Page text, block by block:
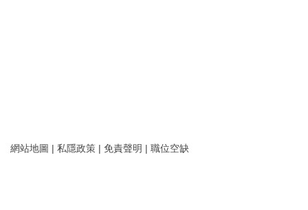
網站地圖 | 私隱政策 | 免責聲明 | 職位空缺